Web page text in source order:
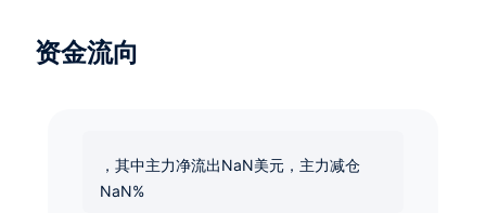
资金流向
，其中主力净流出NaN美元，主力减仓
NaN%